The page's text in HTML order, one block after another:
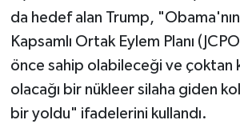
da hedef alan Trump, "Obama'nın
Kapsamlı Ortak Eylem Planı
önce sahip olabileceği ve çoktan
olacağı bir nükleer silaha giden
bir yoldu" ifadelerini kullandı.